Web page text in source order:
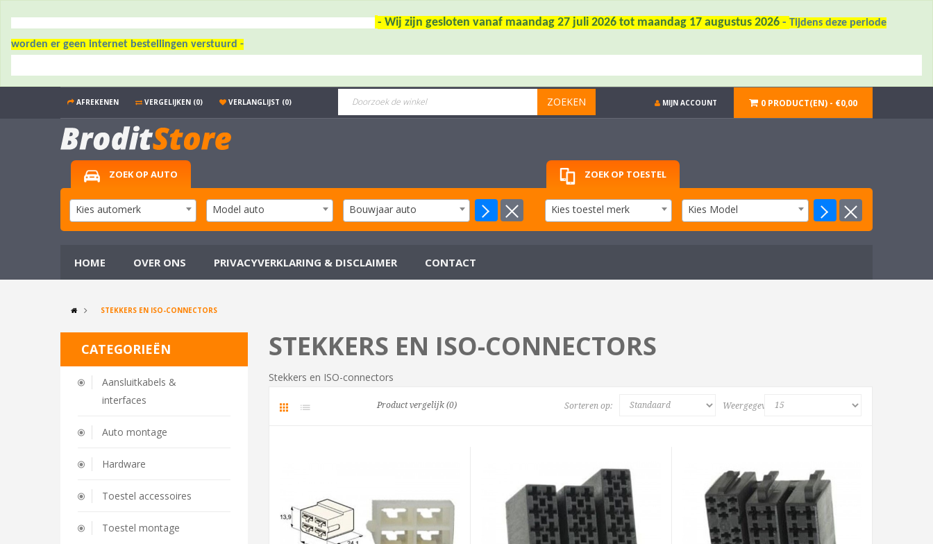
- Wij zijn gesloten vanaf maandag 27 juli 2026 tot maandag 17 augustus 2026 - Tijdens deze periode
worden er geen internet bestellingen verstuurd -
AFREKENEN VERGELIJKEN (0) VERLANGLIJST (0) ZOEKEN MIJN ACCOUNT 0 PRODUCT(EN) - €0,00
ZOEK OP AUTO
Kies automerk Model auto Bouwjaar auto
ZOEK OP TOESTEL
Kies toestel merk Kies Model
HOME OVER ONS PRIVACYVERKLARING & DISCLAIMER CONTACT
STEKKERS EN ISO-CONNECTORS
CATEGORIEËN
Aansluitkabels &
interfaces
Auto montage
Hardware
Toestel accessoires
Toestel montage
STEKKERS EN ISO-CONNECTORS
Stekkers en ISO-connectors
Product vergelijk (0) Sorteren op: Weergegeven: